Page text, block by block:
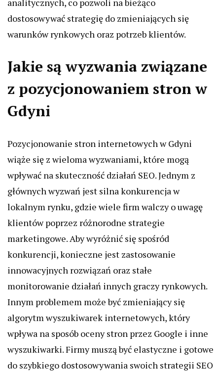
analitycznych, co pozwoli na bieżąco
dostosowywać strategię do zmieniających się
warunków rynkowych oraz potrzeb klientów.
Jakie są wyzwania związane
z pozycjonowaniem stron w
Gdyni
Pozycjonowanie stron internetowych w Gdyni
wiąże się z wieloma wyzwaniami, które mogą
wpływać na skuteczność działań SEO. Jednym z
głównych wyzwań jest silna konkurencja w
lokalnym rynku, gdzie wiele firm walczy o uwagę
klientów poprzez różnorodne strategie
marketingowe. Aby wyróżnić się spośród
konkurencji, konieczne jest zastosowanie
innowacyjnych rozwiązań oraz stałe
monitorowanie działań innych graczy rynkowych.
Innym problemem może być zmieniający się
algorytm wyszukiwarek internetowych, który
wpływa na sposób oceny stron przez Google i inne
wyszukiwarki. Firmy muszą być elastyczne i gotowe
do szybkiego dostosowywania swoich strategii SEO